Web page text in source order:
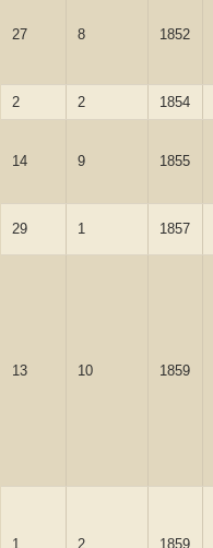
27 8 1852
2 2 1854
14 9 1855
29 1 1857
13 10 1859
1 2 1859